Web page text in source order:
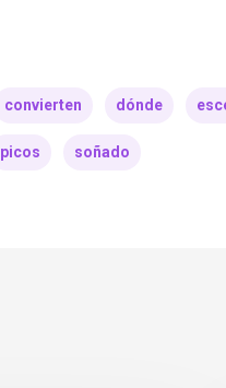
convierten dónde
picos soñado